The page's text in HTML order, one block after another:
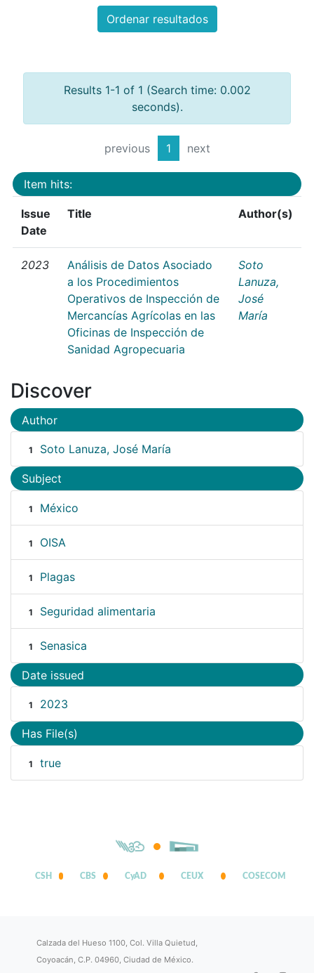
Ordenar resultados
Results 1-1 of 1 (Search time: 0.002
seconds).
previous 1 next
Item hits:
Issue
Date
Title Author(s)
2023
Análisis de Datos Asociado
a los Procedimientos
Operativos de Inspección de
Mercancías Agrícolas en las
Oficinas de Inspección de
Sanidad Agropecuaria
Soto
Lanuza,
José
María
Discover
Author
1 Soto Lanuza, José María
Subject
1 México
1 OISA
1 Plagas
1 Seguridad alimentaria
1 Senasica
Date issued
1 2023
Has File(s)
1 true
CSH CBS CyAD CEUX COSECOM
Calzada del Hueso 1100, Col. Villa Quietud,
Coyoacán, C.P. 04960, Ciudad de México.